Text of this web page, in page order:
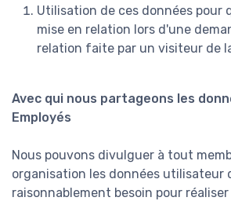
Utilisation de ces données pour
mise en relation lors d'une
relation faite par un visiteur de
Avec qui nous partageons les
Employés
Nous pouvons divulguer à tout
organisation les données utilisateur
raisonnablement besoin pour